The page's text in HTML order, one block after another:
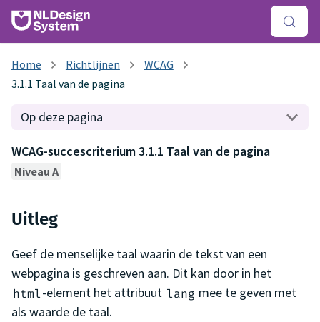
Richtlijnen
WCAG
3.1.1 Taal van de pagina
Op deze pagina
WCAG-succescriterium 3.1.1 Taal van de pagina
Niveau A
Uitleg
Geef de menselijke taal waarin de tekst van een
webpagina is geschreven aan. Dit kan door in het
html-element het attribuut lang mee te geven met
als waarde de taal.